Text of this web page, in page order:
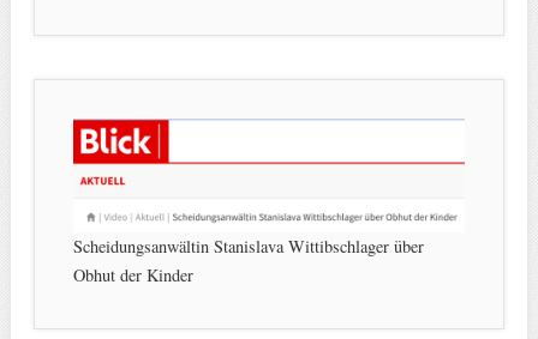
Scheidungsanwältin Stanislava Wittibschlager über
Obhut der Kinder